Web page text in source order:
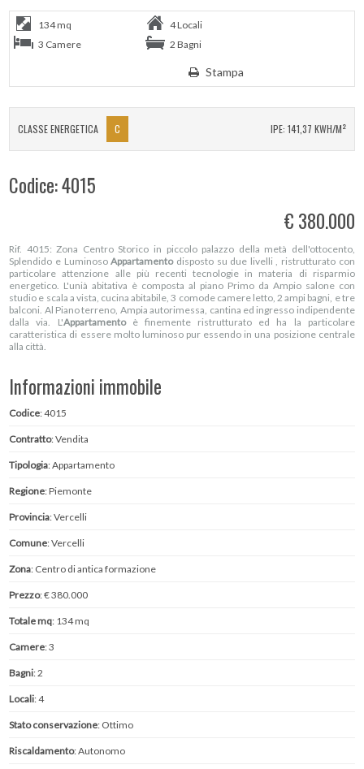
134 mq
4 Locali
3 Camere
2 Bagni
Stampa
CLASSE ENERGETICA C IPE: 141,37 KWH/M²
Codice: 4015
€ 380.000
Rif. 4015: Zona Centro Storico in piccolo palazzo della metà dell'ottocento,
Splendido e LuminosoAppartamentodisposto su due livelli , ristrutturato con
particolare attenzione alle più recenti tecnologie in materia di risparmio
energetico. L'unià abitativa è composta al piano Primo da Ampio salone con
studio e scala a vista, cucina abitabile, 3 comode camere letto, 2 ampi bagni, e tre
balconi. Al Piano terreno, Ampia autorimessa, cantina ed ingresso indipendente
dalla via. L'Appartamentoè finemente ristrutturato ed ha la particolare
caratteristica di essere molto luminoso pur essendo in una posizione centrale
alla città.
Informazioni immobile
Codice: 4015
Contratto: Vendita
Tipologia: Appartamento
Regione: Piemonte
Provincia: Vercelli
Comune: Vercelli
Zona: Centro di antica formazione
Prezzo: € 380.000
Totale mq: 134 mq
Camere: 3
Bagni: 2
Locali: 4
Stato conservazione: Ottimo
Riscaldamento: Autonomo